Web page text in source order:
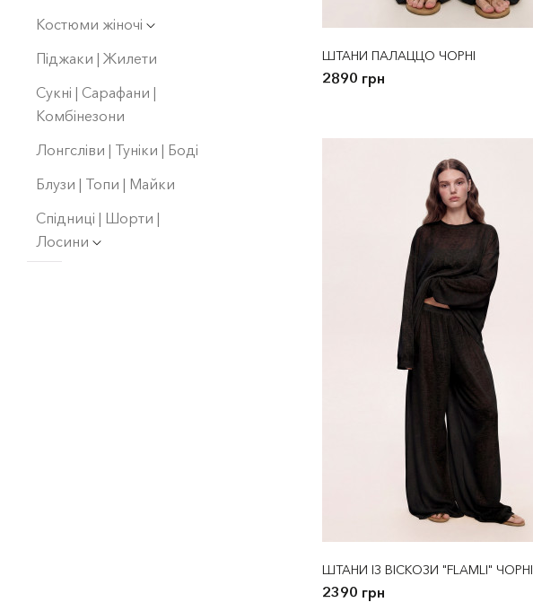
Костюми жіночі
Піджаки | Жилети
Сукнi | Сарафани |
Комбінезони
Лонгсліви | Туніки | Боді
Блузи | Топи | Майки
Спідниці | Шорти |
Лосини
ШТАНИ ПАЛАЦЦО ЧОРНІ
2890 грн
ШТАНИ ІЗ ВІСКОЗИ "FLAMLI" ЧОРНІ
2390 грн